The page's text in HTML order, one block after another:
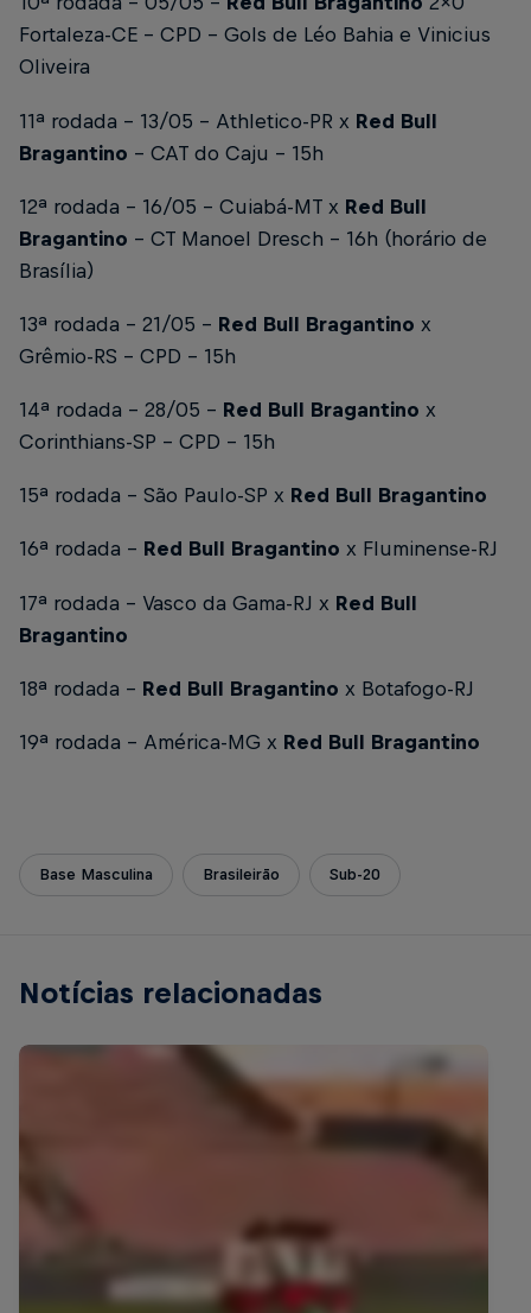
Fortaleza-CE – CPD – Gols de Léo Bahia e Vinicius
Oliveira
11ª rodada – 13/05 – Athletico-PR x Red Bull
Bragantino – CAT do Caju – 15h
12ª rodada – 16/05 – Cuiabá-MT x Red Bull
Bragantino – CT Manoel Dresch – 16h (horário de
Brasília)
13ª rodada – 21/05 – Red Bull Bragantino x
Grêmio-RS – CPD – 15h
14ª rodada – 28/05 – Red Bull Bragantino x
Corinthians-SP – CPD – 15h
15ª rodada – São Paulo-SP x Red Bull Bragantino
16ª rodada – Red Bull Bragantino x Fluminense-RJ
17ª rodada – Vasco da Gama-RJ x Red Bull
Bragantino
18ª rodada – Red Bull Bragantino x Botafogo-RJ
19ª rodada – América-MG x Red Bull Bragantino
Base Masculina Brasileirão Sub-20
Notícias relacionadas